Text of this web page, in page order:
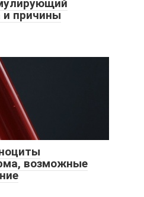
и причины
возможные